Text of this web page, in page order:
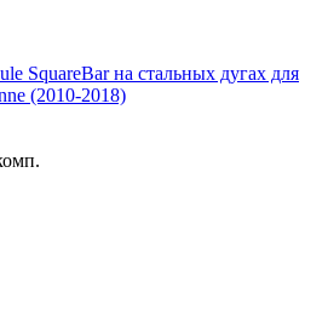
SquareBar на стальных дугах для
(2010-2018)